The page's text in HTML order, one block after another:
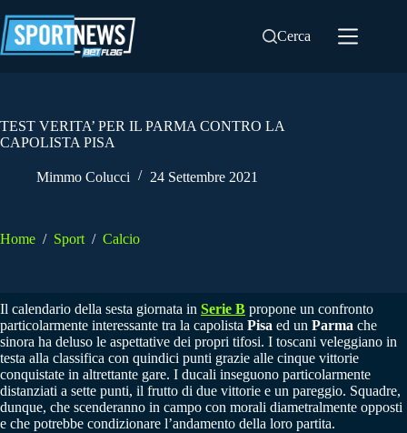
al
contenuto
Cerca
TEST VERITA’ PER IL PARMA CONTRO LA
CAPOLISTA PISA
Mimmo Colucci 24 Settembre 2021
Home / Sport / Calcio
Il calendario della sesta giornata in Serie B propone un confronto
particolarmente interessante tra la capolista Pisa ed un Parma che
sinora ha deluso le aspettative dei propri tifosi. I toscani veleggiano in
testa alla classifica con quindici punti grazie alle cinque vittorie
conquistate in altrettante gare. I ducali inseguono particolarmente
distanziati a sette punti, il frutto di due vittorie e un pareggio. Squadre,
dunque, che scenderanno in campo con morali diametralmente opposti
e che potrebbe condizionare l’andamento della loro partita.